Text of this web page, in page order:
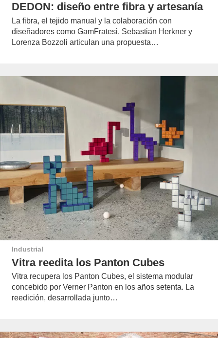
DEDON: diseño entre fibra y artesanía
La fibra, el tejido manual y la colaboración con
diseñadores como GamFratesi, Sebastian Herkner y
Lorenza Bozzoli articulan una propuesta…
Industrial
Vitra reedita los Panton Cubes
Vitra recupera los Panton Cubes, el sistema modular
concebido por Verner Panton en los años setenta. La
reedición, desarrollada junto…